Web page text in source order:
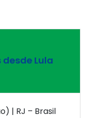
Lula
| RJ – Brasil